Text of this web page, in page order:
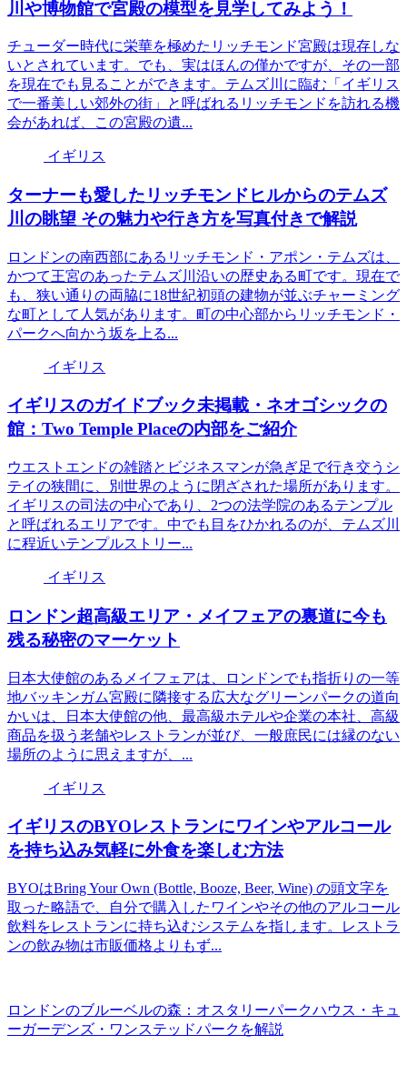
川や博物館で宮殿の模型を見学してみよう！
チューダー時代に栄華を極めたリッチモンド宮殿は現存しな
いとされています。でも、実はほんの僅かですが、その一部
を現在でも見ることができます。テムズ川に臨む「イギリス
で一番美しい郊外の街」と呼ばれるリッチモンドを訪れる機
会があれば、この宮殿の遺...
イギリス
ターナーも愛したリッチモンドヒルからのテムズ
川の眺望 その魅力や行き方を写真付きで解説
ロンドンの南西部にあるリッチモンド・アポン・テムズは、
かつて王宮のあったテムズ川沿いの歴史ある町です。現在で
も、狭い通りの両脇に18世紀初頭の建物が並ぶチャーミング
な町として人気があります。町の中心部からリッチモンド・
パークへ向かう坂を上る...
イギリス
イギリスのガイドブック未掲載・ネオゴシックの
館：Two Temple Placeの内部をご紹介
ウエストエンドの雑踏とビジネスマンが急ぎ足で行き交うシ
テイの狭間に、別世界のように閉ざされた場所があります。
イギリスの司法の中心であり、2つの法学院のあるテンプル
と呼ばれるエリアです。中でも目をひかれるのが、テムズ川
に程近いテンプルストリー...
イギリス
ロンドン超高級エリア・メイフェアの裏道に今も
残る秘密のマーケット
日本大使館のあるメイフェアは、ロンドンでも指折りの一等
地バッキンガム宮殿に隣接する広大なグリーンパークの道向
かいは、日本大使館の他、最高級ホテルや企業の本社、高級
商品を扱う老舗やレストランが並び、一般庶民には縁のない
場所のように思えますが、...
イギリス
イギリスのBYOレストランにワインやアルコール
を持ち込み気軽に外食を楽しむ方法
BYOはBring Your Own (Bottle, Booze, Beer, Wine) の頭文字を
取った略語で、自分で購入したワインやその他のアルコール
飲料をレストランに持ち込むシステムを指します。レストラ
ンの飲み物は市販価格よりもず...
ロンドンのブルーベルの森：オスタリーパークハウス・キュ
ーガーデンズ・ワンステッドパークを解説